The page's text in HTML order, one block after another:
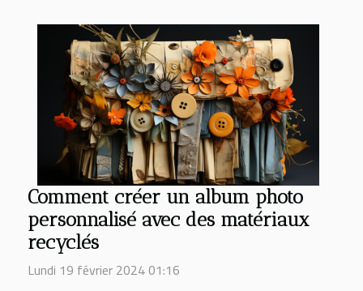
Comment créer un album photo
personnalisé avec des matériaux
recyclés
Lundi 19 février 2024 01:16